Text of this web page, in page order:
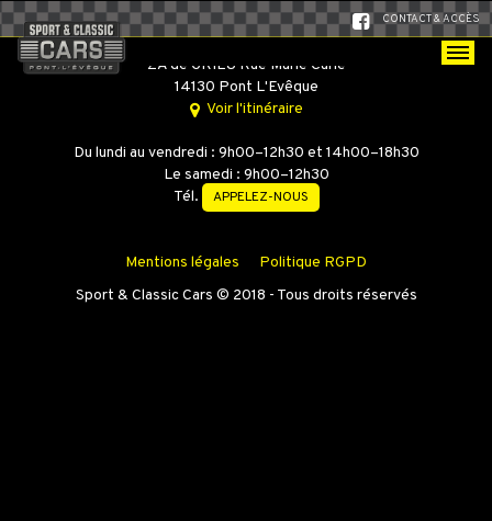
CONTACT & ACCÈS
SPORT & CLASSIC CARS
ZA de GRIEU Rue Marie Curie
14130 Pont L'Evêque
Voir l'itinéraire
Du lundi au vendredi : 9h00–12h30 et 14h00–18h30
Le samedi : 9h00–12h30
Tél.
APPELEZ-NOUS
Mentions légales
Politique RGPD
Sport & Classic Cars © 2018 - Tous droits réservés